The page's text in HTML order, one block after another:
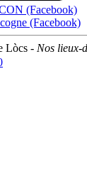
(Facebook)
(Facebook)
Lòcs - Nos lieux-